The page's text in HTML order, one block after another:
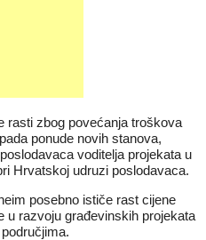
rasti zbog povećanja troškova
ponude novih stanova,
voditelja projekata u
Hrvatskoj udruzi poslodavaca.
posebno ističe rast cijene
u razvoju građevinskih projekata